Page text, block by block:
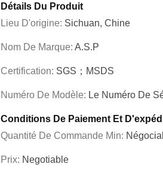
Détails Du Produit
Lieu D'origine: Sichuan, Chine
Nom De Marque: A.S.P
Certification: SGS；MSDS
Numéro De Modèle: Le Numéro De
Conditions De Paiement Et
Quantité De Commande Min:
Prix: Negotiable